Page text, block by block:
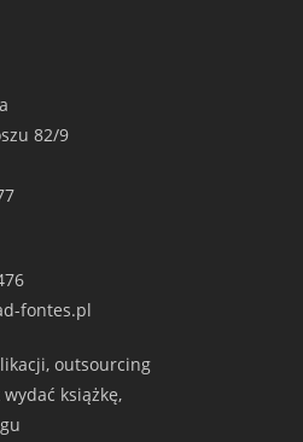
82/9
fontes.pl
outsourcing
książkę,